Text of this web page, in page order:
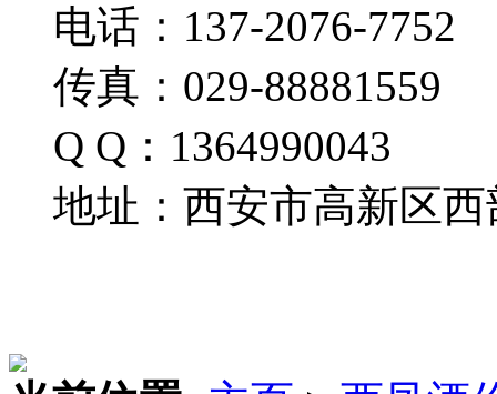
电话：137-2076-7752
传真：029-88881559
Q Q：1364990043
地址：西安市高新区西